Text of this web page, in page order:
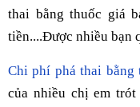
thai bằng thuốc giá
tiền....Được nhiều bạn
Chi phí phá thai bằng
của nhiều chị em